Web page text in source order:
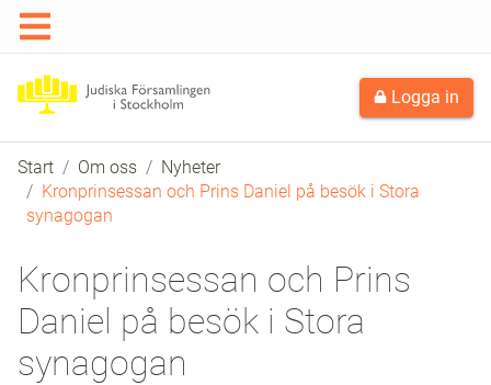
Logga in
Start Om oss
Nyheter
Kronprinsessan och Prins Daniel på besök i Stora
synagogan
Kronprinsessan och Prins
Daniel på besök i Stora
synagogan